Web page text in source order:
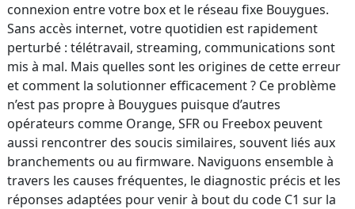
connexion entre votre box et le réseau fixe Bouygues.
Sans accès internet, votre quotidien est rapidement
perturbé : télétravail, streaming, communications sont
mis à mal. Mais quelles sont les origines de cette erreur
et comment la solutionner efficacement ? Ce problème
n’est pas propre à Bouygues puisque d’autres
opérateurs comme Orange, SFR ou Freebox peuvent
aussi rencontrer des soucis similaires, souvent liés aux
branchements ou au firmware. Naviguons ensemble à
travers les causes fréquentes, le diagnostic précis et les
réponses adaptées pour venir à bout du code C1 sur la